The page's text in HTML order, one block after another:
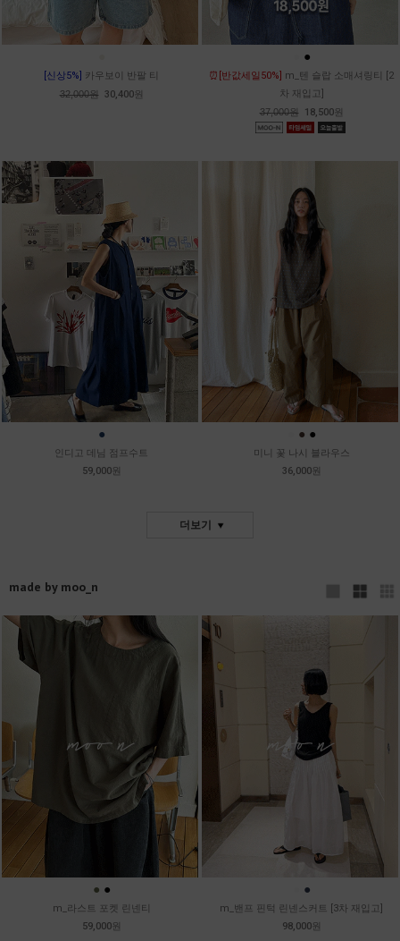
[신상5%] 카우보이 반팔 티
32,000원 30,400원
●
⏰[반값세일50%] m_텐 슬랍 소매셔링티 [2
차 재입고]
37,000원 18,500원
●
인디고 데님 점프수트
59,000원
● ●
미니 꽃 나시 블라우스
36,000원
더보기
made by moo_n
● ●
m_라스트 포켓 린넨티
59,000원
●
m_밴프 핀턱 린넨스커트 [3차 재입고]
98,000원